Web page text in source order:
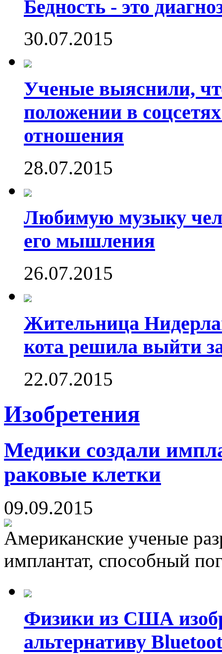
Бедность - это
30.07.2015
Ученые выяснили,
положении в
отношения
28.07.2015
Любимую музыку
его мышления
26.07.2015
Жительница
кота решила выйти
22.07.2015
Изобретения
Медики создали
раковые клетки
09.09.2015
Американские ученые
имплантат, способный
Физики из США
альтернативу